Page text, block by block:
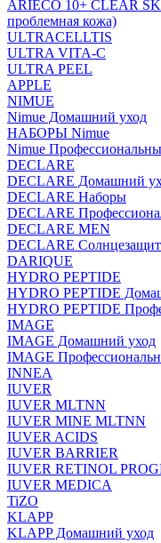
ARIECO 10+ CLEAR
проблемная кожа)
ULTRACELLTIS
ULTRA VITA-C
ULTRA PEEL
APPLE
NIMUE
Nimue Домашний уход
НАБОРЫ Nimue
Nimue
DECLARE
DECLARE Домашний
DECLARE Наборы
DECLARE
DECLARE MEN
DECLARE
DARIQUE
HYDRO PEPTIDE
HYDRO PEPTIDE
HYDRO PEPTIDE
IMAGE
IMAGE Домашний уход
IMAGE
INNEA
IUVER
IUVER MLTNN
IUVER MINE MLTNN
IUVER ACIDS
IUVER BARRIER
IUVER RETINOL
IUVER MEDICA
TiZO
KLAPP
KLAPP Домашний уход